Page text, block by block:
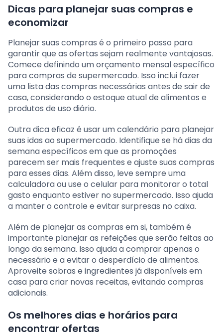
Dicas para planejar suas compras e
economizar
Planejar suas compras é o primeiro passo para
garantir que as ofertas sejam realmente vantajosas.
Comece definindo um orçamento mensal específico
para compras de supermercado. Isso inclui fazer
uma lista das compras necessárias antes de sair de
casa, considerando o estoque atual de alimentos e
produtos de uso diário.
Outra dica eficaz é usar um calendário para planejar
suas idas ao supermercado. Identifique se há dias da
semana específicos em que as promoções
parecem ser mais frequentes e ajuste suas compras
para esses dias. Além disso, leve sempre uma
calculadora ou use o celular para monitorar o total
gasto enquanto estiver no supermercado. Isso ajuda
a manter o controle e evitar surpresas no caixa.
Além de planejar as compras em si, também é
importante planejar as refeições que serão feitas ao
longo da semana. Isso ajuda a comprar apenas o
necessário e a evitar o desperdício de alimentos.
Aproveite sobras e ingredientes já disponíveis em
casa para criar novas receitas, evitando compras
adicionais.
Os melhores dias e horários para
encontrar ofertas